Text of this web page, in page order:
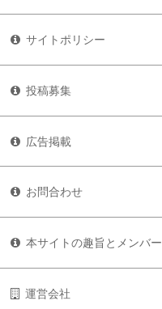
サイトポリシー
投稿募集
広告掲載
お問合わせ
本サイトの趣旨とメンバー
運営会社